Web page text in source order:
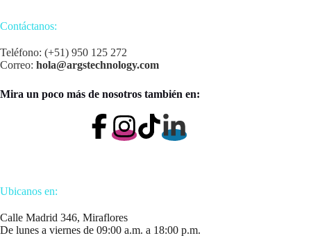
Contáctanos:
Teléfono: (+51) 950 125 272
Correo: hola@argstechnology.com
Mira un poco más de nosotros también en:
Ubicanos en:
Calle Madrid 346, Miraflores
De lunes a viernes de 09:00 a.m. a 18:00 p.m.